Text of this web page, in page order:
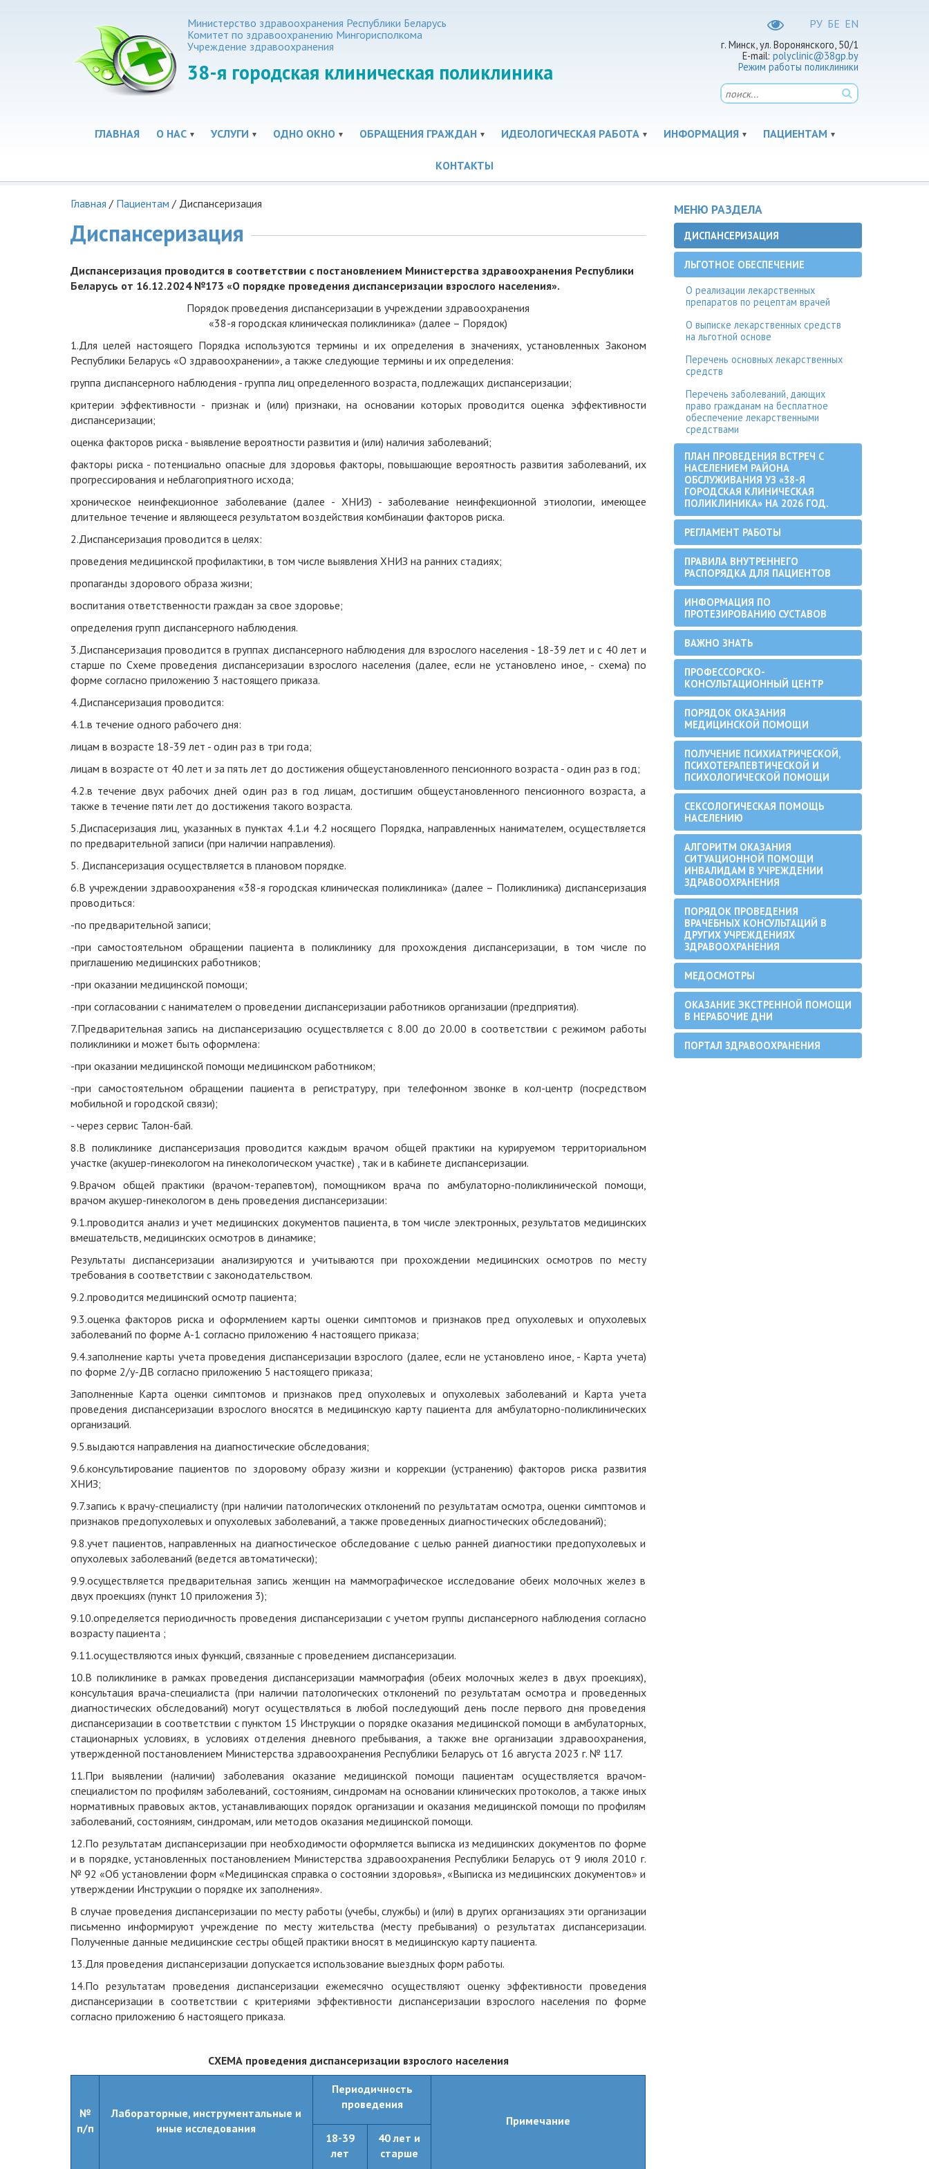
РУ БЕ EN
г. Минск, ул. Воронянского, 50/1
E-mail: polyclinic@38gp.by
Режим работы поликлиники
Министерство здравоохранения Республики Беларусь
Комитет по здравоохранению Мингорисполкома
Учреждение здравоохранения
38-я городская клиническая поликлиника
ГЛАВНАЯ О НАС УСЛУГИ ОДНО ОКНО ОБРАЩЕНИЯ ГРАЖДАН ИДЕОЛОГИЧЕСКАЯ РАБОТА ИНФОРМАЦИЯ ПАЦИЕНТАМ
КОНТАКТЫ
Главная / Пациентам / Диспансеризация
Диспансеризация
Диспансеризация проводится в соответствии с постановлением Министерства здравоохранения Республики
Беларусь от 16.12.2024 №173 «О порядке проведения диспансеризации взрослого населения».
Порядок проведения диспансеризации в учреждении здравоохранения
«38-я городская клиническая поликлиника» (далее – Порядок)
1.Для целей настоящего Порядкаиспользуются термины и их определения в значениях, установленных Законом
Республики Беларусь «О здравоохранении», а также следующие термины и их определения:
группа диспансерного наблюдения - группа лиц определенного возраста, подлежащих диспансеризации;
критерии эффективности - признак и (или) признаки, на основании которых проводится оценка эффективности
диспансеризации;
оценка факторов риска - выявление вероятности развития и (или) наличия заболеваний;
факторы риска - потенциально опасные для здоровья факторы, повышающие вероятность развития заболеваний, их
прогрессирования и неблагоприятного исхода;
хроническое неинфекционное заболевание (далее - ХНИЗ) - заболевание неинфекционной этиологии, имеющее
длительное течение и являющееся результатом воздействия комбинации факторов риска.
2.Диспансеризация проводится в целях:
проведения медицинской профилактики, в том числе выявления ХНИЗ на ранних стадиях;
пропаганды здорового образа жизни;
воспитания ответственности граждан за свое здоровье;
определения групп диспансерного наблюдения.
3.Диспансеризация проводится в группах диспансерного наблюдения для взрослого населения - 18-39 лет и с 40 лет и
старше по Схеме проведения диспансеризации взрослого населения (далее, если не установлено иное, - схема) по
форме согласно приложению 3 настоящего приказа.
4.Диспансеризация проводится:
4.1.в течение одного рабочего дня:
лицам в возрасте 18-39 лет - один раз в три года;
лицам в возрасте от 40 лет и за пять лет до достижения общеустановленного пенсионного возраста - один раз в год;
4.2.в течение двух рабочих дней один раз в год лицам, достигшим общеустановленного пенсионного возраста, а
также в течение пяти лет до достижения такого возраста.
5.Диспасеризация лиц, указанных в пунктах 4.1.и 4.2 носящего Порядка, направленных нанимателем, осуществляется
по предварительной записи (при наличии направления).
5. Диспансеризация осуществляется в плановом порядке.
6.В учреждении здравоохранения «38-я городская клиническая поликлиника» (далее – Поликлиника) диспансеризация
проводиться:
-по предварительной записи;
-при самостоятельном обращении пациента в поликлинику для прохождения диспансеризации, в том числе по
приглашению медицинских работников;
-при оказании медицинской помощи;
-при согласовании с нанимателем о проведении диспансеризации работников организации (предприятия).
7.Предварительная запись на диспансеризацию осуществляется с 8.00 до 20.00 в соответствии с режимом работы
поликлиники и может быть оформлена:
-при оказании медицинской помощи медицинском работником;
-при самостоятельном обращении пациента в регистратуру, при телефонном звонке в кол-центр (посредством
мобильной и городской связи);
- через сервис Талон-бай.
8.В поликлинике диспансеризация проводится каждым врачом общей практики на курируемом территориальном
участке (акушер-гинекологом на гинекологическом участке) , так и в кабинете диспансеризации.
9.Врачом общей практики (врачом-терапевтом), помощником врача по амбулаторно-поликлинической помощи,
врачом акушер-гинекологом в день проведения диспансеризации:
9.1.проводится анализ и учет медицинских документов пациента, в том числе электронных, результатов медицинских
вмешательств, медицинских осмотров в динамике;
Результаты диспансеризации анализируются и учитываются при прохождении медицинских осмотров по месту
требования в соответствии с законодательством.
9.2.проводится медицинский осмотр пациента;
9.3.оценка факторов риска и оформлением карты оценки симптомов и признаков пред опухолевых и опухолевых
заболеваний по форме А-1 согласно приложению 4 настоящего приказа;
9.4.заполнениекарты учета проведения диспансеризации взрослого (далее, если не установлено иное, - Карта учета)
по форме 2/у-ДВ согласно приложению 5 настоящего приказа;
Заполненные Карта оценки симптомов и признаков пред опухолевых и опухолевых заболеваний и Карта учета
проведения диспансеризации взрослого вносятся в медицинскую картупациента для амбулаторно-поликлинических
организаций.
9.5.выдаются направления на диагностические обследования;
9.6.консультирование пациентов по здоровому образу жизни и коррекции (устранению) факторов риска развития
ХНИЗ;
9.7.запись к врачу-специалисту (при наличии патологических отклонений по результатам осмотра, оценки симптомов и
признаков предопухолевых и опухолевых заболеваний, а также проведенных диагностических обследований);
9.8.учет пациентов, направленных на диагностическое обследование с целью ранней диагностики предопухолевых и
опухолевых заболеваний (ведется автоматически);
9.9.осуществляется предварительная запись женщин на маммографическое исследование обеих молочных желез в
двух проекциях (пункт 10 приложения 3);
9.10.определяется периодичность проведения диспансеризации с учетом группы диспансерного наблюдения согласно
возрасту пациента ;
9.11.осуществляются иных функций, связанные с проведением диспансеризации.
10.Вполиклиникев рамках проведения диспансеризации маммография (обеих молочных желез в двух проекциях),
консультация врача-специалиста (при наличии патологических отклонений по результатам осмотра и проведенных
диагностических обследований) могут осуществляться в любой последующий день после первого дня проведения
диспансеризации в соответствии с пунктом 15 Инструкции о порядке оказания медицинской помощи в амбулаторных,
стационарных условиях, в условиях отделения дневного пребывания, а также вне организации здравоохранения,
утвержденной постановлением Министерства здравоохранения Республики Беларусь от 16 августа 2023 г. № 117.
11.При выявлении (наличии) заболевания оказание медицинской помощи пациентам осуществляется врачом-
специалистом по профилям заболеваний, состояниям, синдромам на основании клинических протоколов, а также иных
нормативных правовых актов, устанавливающих порядок организации и оказания медицинской помощи по профилям
заболеваний, состояниям, синдромам, или методов оказания медицинской помощи.
12.По результатам диспансеризации при необходимости оформляется выписка из медицинских документов по форме
и в порядке, установленных постановлением Министерства здравоохранения Республики Беларусь от 9 июля 2010 г.
№ 92 «Об установлении форм «Медицинская справка о состоянии здоровья», «Выписка из медицинских документов» и
утверждении Инструкции о порядке их заполнения».
В случае проведения диспансеризации по месту работы (учебы, службы) и (или) в других организациях эти организации
письменно информируютучреждение по месту жительства (месту пребывания) о результатах диспансеризации.
Полученные данные медицинские сестры общей практики вносят в медицинскую карту пациента.
13.Для проведения диспансеризации допускается использование выездных форм работы.
14.По результатам проведения диспансеризации ежемесячно осуществляют оценку эффективности проведения
диспансеризации в соответствии с критериями эффективности диспансеризации взрослого населения по форме
согласно приложению 6 настоящего приказа.
СХЕМА проведения диспансеризации взрослого населения
№
п/п
Лабораторные, инструментальные и
иные исследования
Периодичность
проведения
Примечание
18-39
лет
40 лет и
старше
МЕНЮ РАЗДЕЛА
ДИСПАНСЕРИЗАЦИЯ
ЛЬГОТНОЕ ОБЕСПЕЧЕНИЕ
О реализации лекарственных
препаратов по рецептам врачей
О выписке лекарственных средств
на льготной основе
Перечень основных лекарственных
средств
Перечень заболеваний, дающих
право гражданам на бесплатное
обеспечение лекарственными
средствами
ПЛАН ПРОВЕДЕНИЯ ВСТРЕЧ С
НАСЕЛЕНИЕМ РАЙОНА
ОБСЛУЖИВАНИЯ УЗ «38-Я
ГОРОДСКАЯ КЛИНИЧЕСКАЯ
ПОЛИКЛИНИКА» НА 2026 ГОД.
РЕГЛАМЕНТ РАБОТЫ
ПРАВИЛА ВНУТРЕННЕГО
РАСПОРЯДКА ДЛЯ ПАЦИЕНТОВ
ИНФОРМАЦИЯ ПО
ПРОТЕЗИРОВАНИЮ СУСТАВОВ
ВАЖНО ЗНАТЬ
ПРОФЕССОРСКО-
КОНСУЛЬТАЦИОННЫЙ ЦЕНТР
ПОРЯДОК ОКАЗАНИЯ
МЕДИЦИНСКОЙ ПОМОЩИ
ПОЛУЧЕНИЕ ПСИХИАТРИЧЕСКОЙ,
ПСИХОТЕРАПЕВТИЧЕСКОЙ И
ПСИХОЛОГИЧЕСКОЙ ПОМОЩИ
СЕКСОЛОГИЧЕСКАЯ ПОМОЩЬ
НАСЕЛЕНИЮ
АЛГОРИТМ ОКАЗАНИЯ
СИТУАЦИОННОЙ ПОМОЩИ
ИНВАЛИДАМ В УЧРЕЖДЕНИИ
ЗДРАВООХРАНЕНИЯ
ПОРЯДОК ПРОВЕДЕНИЯ
ВРАЧЕБНЫХ КОНСУЛЬТАЦИЙ В
ДРУГИХ УЧРЕЖДЕНИЯХ
ЗДРАВООХРАНЕНИЯ
МЕДОСМОТРЫ
ОКАЗАНИЕ ЭКСТРЕННОЙ ПОМОЩИ
В НЕРАБОЧИЕ ДНИ
ПОРТАЛ ЗДРАВООХРАНЕНИЯ